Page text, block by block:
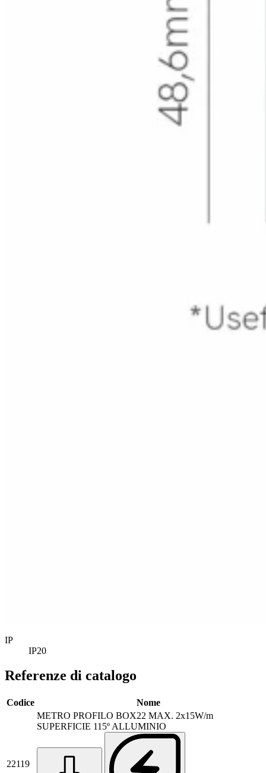
IP
IP20
Referenze di catalogo
Codice Nome
22119
METRO PROFILO BOX22 MAX. 2x15W/m
SUPERFICIE 115º ALLUMINIO